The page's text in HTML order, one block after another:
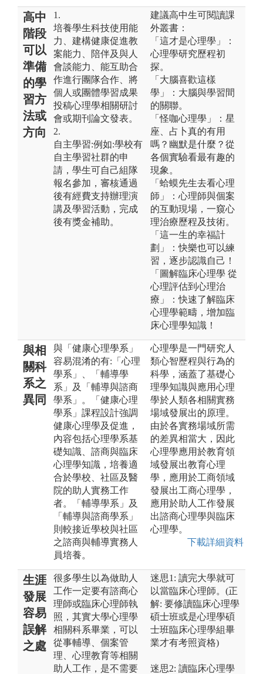
高中
階段
可以
準備
的學
習方
法或
方向
1.
培養學生科技使用能
力、建構健康促進教
案能力、陪伴及與人
會談能力、能互助合
作進行團隊合作、將
個人或團體學習成果
投稿心理學相關研討
會或期刊論文發表。
2.
自主學習:例如:學校有
自主學習社群的申
請，學生可自己組隊
報名參加，審核通過
後有經費支持辦理演
講及學習活動，完成
後有獎金補助。
建議高中生可閱讀課
外叢書：
「這才是心理學」：
心理學研究歷程初
探。
「大腦喜歡這樣
學」：大腦與學習間
的關聯。
「怪咖心理學」：星
座、占卜真的有用
嗎？幽默是什麼？從
各個實驗看最有趣的
現象。
「蛤蟆先生去看心理
師」：心理師與個案
的互動現場，一窺心
理治療歷程及技術。
「這一生的幸福計
劃」：快樂也可以練
習，逐步認識自己！
「圖解臨床心理學 從
心理評估到心理治
療」：快速了解臨床
心理學範疇，增加臨
床心理學知識！
與相
關科
系之
異同
與「健康心理學系」
容易混淆的有:「心理
學系」、「輔導學
系」及「輔導與諮商
學系」。「健康心理
學系」課程設計強調
健康心理學及促進，
內容包括心理學系基
礎知識、諮商與臨床
心理學知識，培養適
合於學校、社區及醫
院的助人實務工作
者。「輔導學系」及
「輔導與諮商學系」
則較接近學校與社區
之諮商與輔導實務人
員培養。
心理學是一門研究人
類心智歷程與行為的
科學，涵蓋了基礎心
理學知識與應用心理
學於人類各相關實務
場域發展出的原理。
由於各實務場域所需
的差異相當大，因此
心理學應用於教育領
域發展出教育心理
學，應用於工商領域
發展出工商心理學，
應用於助人工作發展
出諮商心理學與臨床
心理學。
下載詳細資料
生涯
發展
容易
誤解
之處
很多學生以為做助人
工作一定要有諮商心
理師或臨床心理師執
照，其實大學心理學
相關科系畢業，可以
從事輔導、個案管
理、心理教育等相關
助人工作，是不需要
迷思1: 讀完大學就可
以當臨床心理師。(正
解: 要修讀臨床心理學
碩士班或是心理學碩
士班臨床心理學組畢
業才有考照資格)
迷思2: 讀臨床心理學